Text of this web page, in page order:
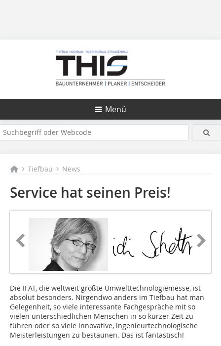
Menü
Tiefbau News
Service hat seinen Preis!
Die IFAT, die weltweit größte Umwelttechnologiemesse, ist
absolut besonders. Nirgendwo anders im Tiefbau hat man
Gelegenheit, so viele interessante Fachgespräche mit so
vielen unterschiedlichen Menschen in so kurzer Zeit zu
führen oder so viele innovative, ingenieurtechnologische
Meisterleistungen zu bestaunen. Das ist fantastisch!